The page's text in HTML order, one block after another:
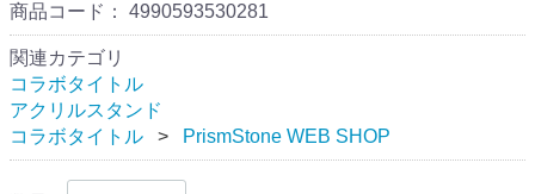
商品コード： 4990593530281
関連カテゴリ
コラボタイトル
アクリルスタンド
コラボタイトル
PrismStone WEB SHOP